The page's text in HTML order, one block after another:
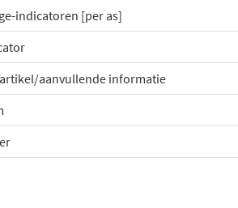
indicatoren [per as]
aanvullende informatie